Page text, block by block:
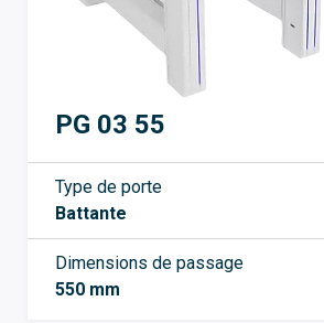
PG 03 55
Type de porte
Battante
Dimensions de passage
550 mm